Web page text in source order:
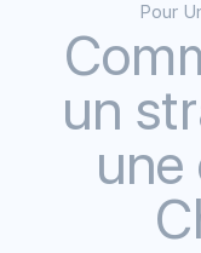
Pour
un
une